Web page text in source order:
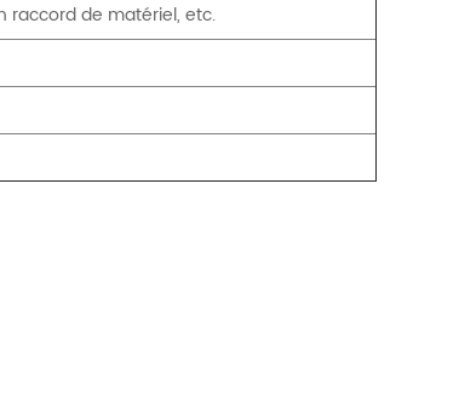
raccord de matériel, etc.